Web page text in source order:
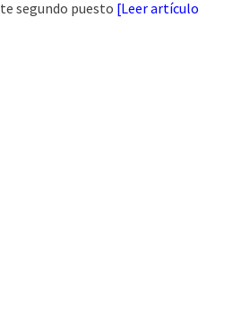
segundo puesto [Leer artículo